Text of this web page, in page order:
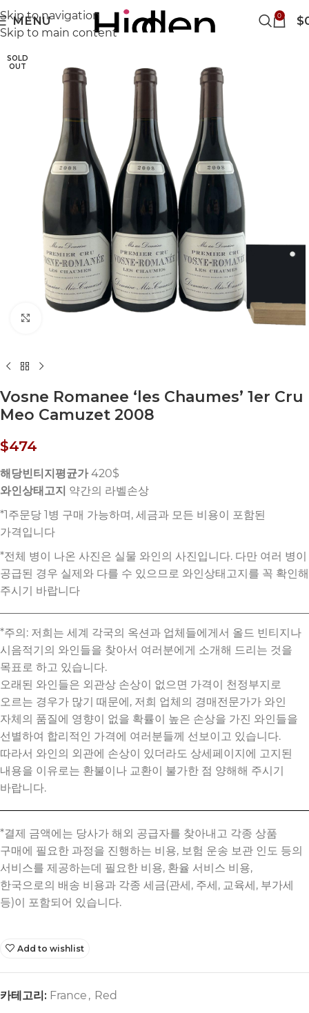
Skip to navigation
Skip to main content
MENU 0 $
SOLD
OUT
Vosne Romanee ‘les Chaumes’ 1er Cru
Meo Camuzet 2008
$474
해당빈티지평균가420$
와인상태고지 약간의 라벨손상
*주의: 저희는 세계 각국의 옥션과 업체들에게서 올드 빈티지나
시음적기의 와인들을 찾아서 여러분에게 소개해 드리는 것을
목표로 하고 있습니다.
오래된 와인들은 외관상 손상이 없으면 가격이 천정부지로
오르는 경우가 많기 때문에, 저희 업체의 경매전문가가 와인
자체의 품질에 영향이 없을 확률이 높은 손상을 가진 와인들을
선별하여 합리적인 가격에 여러분들께 선보이고 있습니다.
따라서 와인의 외관에 손상이 있더라도 상세페이지에 고지된
내용을 이유로는 환불이나 교환이 불가한 점 양해해 주시기
바랍니다.
Add to wishlist
카테고리: France , Red